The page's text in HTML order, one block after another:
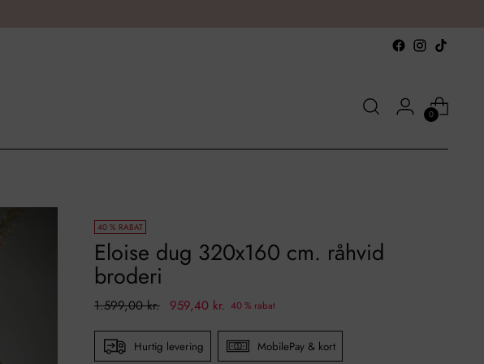
0
40 % RABAT
Eloise dug 320x160 cm. råhvid
broderi
Normal
1.599,00 kr. 959,40 kr. 40 % rabat
Hurtig levering MobilePay & kort